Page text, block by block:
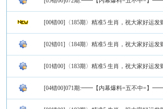
[00错00]〈185期〉精准5 生肖，祝大家好运发
[02错01]〈184期〉精准5 生肖，祝大家好运发
[01错00]〈183期〉精准5 生肖，祝大家好运发
[04错00]071期:━━【内幕爆料=五不中=】━━